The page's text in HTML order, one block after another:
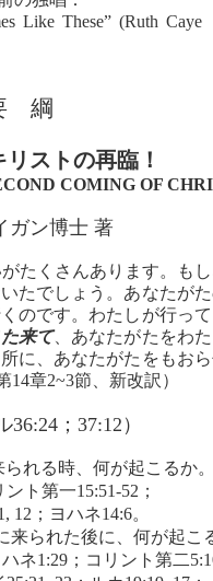
Like These” (Ruth Caye
綱
ストの再臨！
COMING OF
ガン博士 著
たくさんあります。も
たでしょう。あなたが
のです。わたしが行っ
た来て、あなたがたをわ
に、あなたがたをもお
章2~3節、新改訳）
36:24；37:12）
れる時、何が起こるか
ト第一15:51-52；
12；ヨハネ14:6。
られた後に、何が起こ
ネ1:29；コリント第二